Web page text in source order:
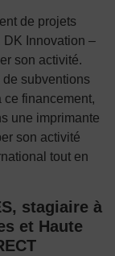
de projets
DK Innovation –
son activité.
de subventions
ce financement,
une imprimante
son activité
tout en
stagiaire à
et Haute